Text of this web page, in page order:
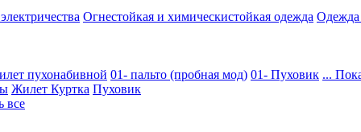
Огнестойкая и химическистойкая одежда Одежда
пухонабивной 01- пальто (пробная мод) 01- Пуховик ...
Жилет Куртка Пуховик
все